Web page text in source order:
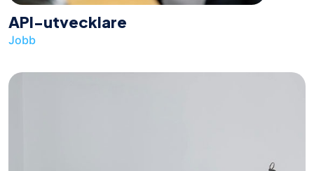
API-utvecklare
Jobb